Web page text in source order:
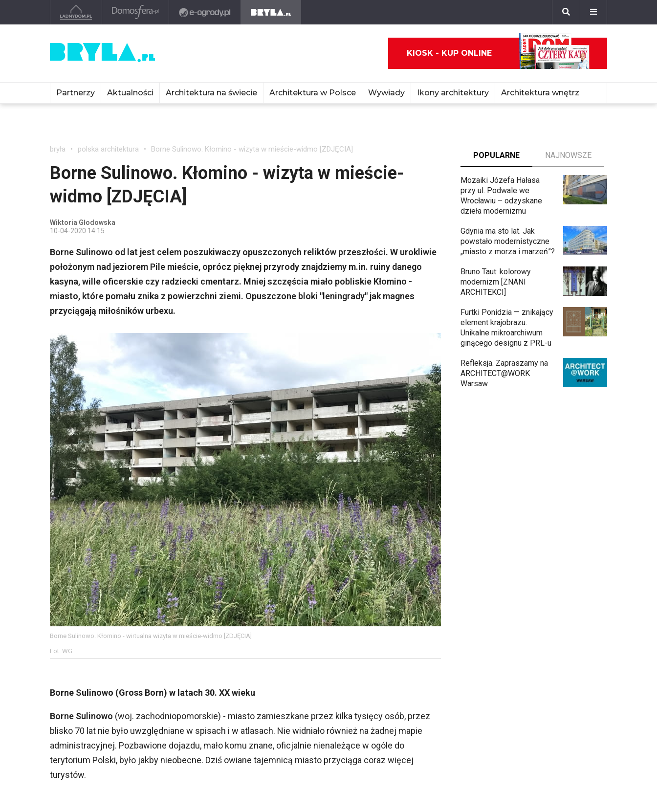
KIOSK - KUP ONLINE
Partnerzy Aktualności Architektura na świecie Architektura w Polsce Wywiady Ikony architektury Architektura wnętrz
bryła polska architektura Borne Sulinowo. Kłomino - wizyta w mieście-widmo [ZDJĘCIA]
Borne Sulinowo. Kłomino - wizyta w mieście-
widmo [ZDJĘCIA]
Wiktoria Głodowska
10-04-2020 14:15
Borne Sulinowo od lat jest celem poszukiwaczy opuszczonych reliktów przeszłości. W urokliwie
położonym nad jeziorem Pile mieście, oprócz pięknej przyrody znajdziemy m.in. ruiny danego
kasyna, wille oficerskie czy radziecki cmentarz. Mniej szczęścia miało pobliskie Kłomino -
miasto, które pomału znika z powierzchni ziemi. Opuszczone bloki "leningrady" jak magnes
przyciągają miłośników urbexu.
Borne Sulinowo. Kłomino - wirtualna wizyta w mieście-widmo [ZDJĘCIA]
Fot. WG
Borne Sulinowo (Gross Born) w latach 30. XX wieku
Borne Sulinowo (woj. zachodniopomorskie) - miasto zamieszkane przez kilka tysięcy osób, przez
blisko 70 lat nie było uwzględniane w spisach i w atlasach. Nie widniało również na żadnej mapie
administracyjnej. Pozbawione dojazdu, mało komu znane, oficjalnie nienależące w ogóle do
terytorium Polski, było jakby nieobecne. Dziś owiane tajemnicą miasto przyciąga coraz więcej
turystów.
POPULARNE NAJNOWSZE
Mozaiki Józefa Hałasa
przy ul. Podwale we
Wrocławiu – odzyskane
dzieła modernizmu
Gdynia ma sto lat. Jak
powstało modernistyczne
„miasto z morza i marzeń”?
Bruno Taut: kolorowy
modernizm [ZNANI
ARCHITEKCI]
Furtki Ponidzia — znikający
element krajobrazu.
Unikalne mikroarchiwum
ginącego designu z PRL-u
Refleksja. Zapraszamy na
ARCHITECT@WORK
Warsaw